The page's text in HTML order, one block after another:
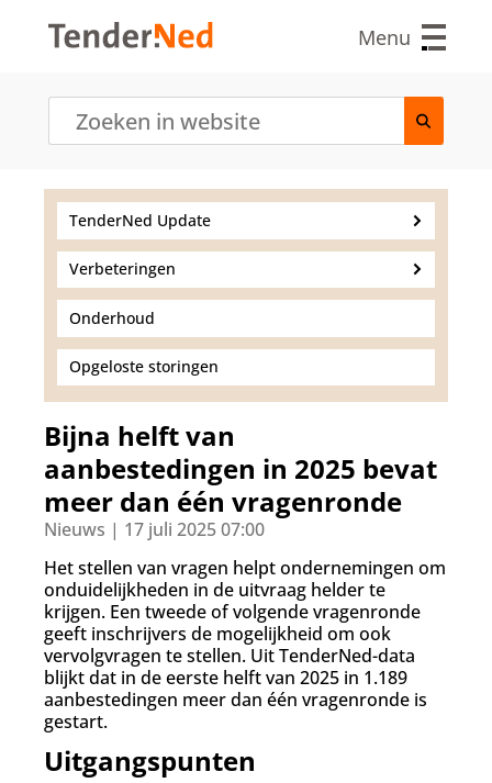
Menu
TenderNed Update
Verbeteringen
Onderhoud
Opgeloste storingen
Bijna helft van
aanbestedingen in 2025 bevat
meer dan één vragenronde
Nieuws | 17 juli 2025 07:00
Het stellen van vragen helpt ondernemingen om
onduidelijkheden in de uitvraag helder te
krijgen. Een tweede of volgende vragenronde
geeft inschrijvers de mogelijkheid om ook
vervolgvragen te stellen. Uit TenderNed-data
blijkt dat in de eerste helft van 2025 in 1.189
aanbestedingen meer dan één vragenronde is
gestart.
Uitgangspunten